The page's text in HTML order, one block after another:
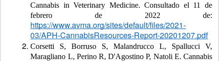
Cannabis in Veterinary Medicine. Consultado el 11 de
https://www.avma.org/sites/default/files/2021-
03/APH-CannabisResources-Report-20201207.pdf
Corsetti S, Borruso S, Malandrucco L, Spallucci V,
Maragliano L, Perino R, D'Agostino P, Natoli E. Cannabis